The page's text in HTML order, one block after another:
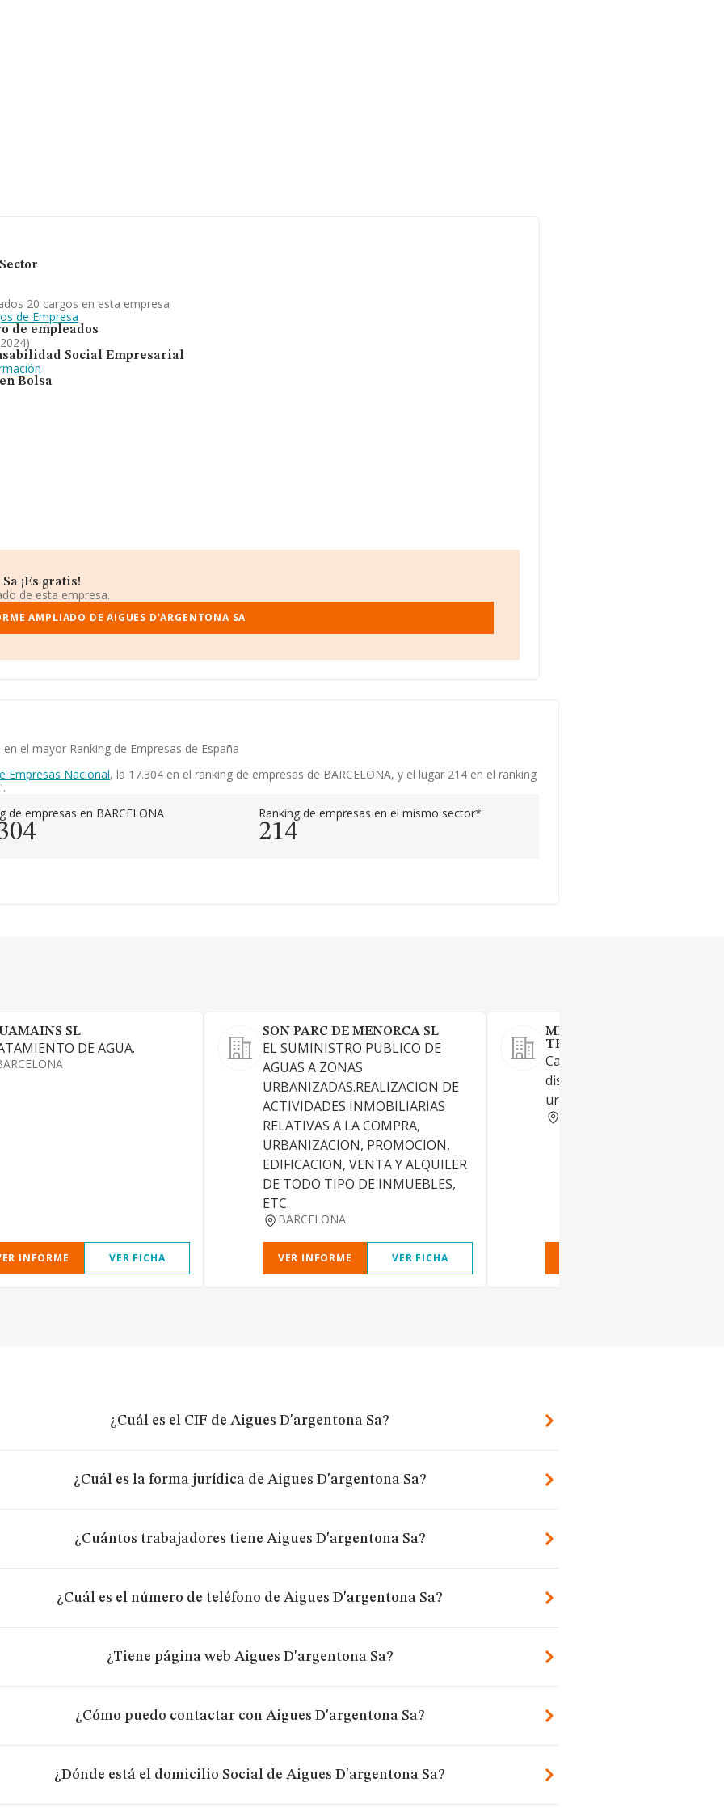
20 cargos en esta empresa
de Empresa
de empleados
Social Empresarial
Bolsa
¡Es gratis!
de esta empresa.
AMPLIADO DE AIGUES D'ARGENTONA SA
el mayor Ranking de Empresas de España
Empresas Nacional, la 17.304 en el ranking de empresas de BARCELONA, y el lugar 214 en el ranking
de empresas en BARCELONA Ranking de empresas en el mismo sector*
214
SL
DE AGUA.
INFORME VER FICHA
SON PARC DE MENORCA SL
EL SUMINISTRO PUBLICO DE
AGUAS A ZONAS
URBANIZADAS.REALIZACION DE
ACTIVIDADES INMOBILIARIAS
RELATIVAS A LA COMPRA,
URBANIZACION, PROMOCION,
EDIFICACION, VENTA Y ALQUILER
DE TODO TIPO DE INMUEBLES,
ETC.
BARCELONA
VER INFORME VER FICHA
MINA PUBLICA D'AIGUES
TERRASSA, SA
Captación, depuración y
distribución de agua para
urbanos.
¿Cuál es el CIF de Aigues D'argentona Sa?
¿Cuál es la forma jurídica de Aigues D'argentona Sa?
¿Cuántos trabajadores tiene Aigues D'argentona Sa?
¿Cuál es el número de teléfono de Aigues D'argentona Sa?
¿Tiene página web Aigues D'argentona Sa?
¿Cómo puedo contactar con Aigues D'argentona Sa?
¿Dónde está el domicilio Social de Aigues D'argentona Sa?